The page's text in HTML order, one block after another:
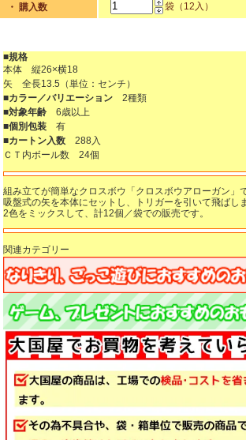
・ 購入数
袋（12入）
■規格
本体 縦26×横18
矢 全長13.5（単位：センチ）
■カラー／バリエーション 2種類
■対象年齢 6歳以上
■個別包装 有
■カートン入数 288入
ＣＴ内ボール数 24個
組み立てが簡単なクロスボウ「クロスボウアローガン」で
吸盤式の矢を本体にセットし、トリガーを引いて飛ばしま
2色をミックスして、計12個／袋での販売です。
関連カテゴリー